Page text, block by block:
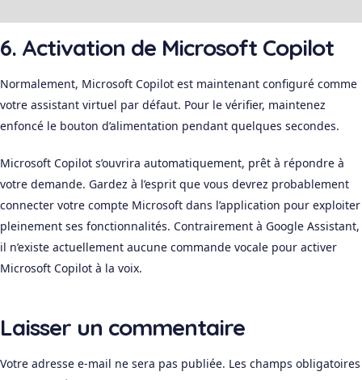
6. Activation de Microsoft Copilot
Normalement, Microsoft Copilot est maintenant configuré comme
votre assistant virtuel par défaut. Pour le vérifier, maintenez
enfoncé le bouton d’alimentation pendant quelques secondes.
Microsoft Copilot s’ouvrira automatiquement, prêt à répondre à
votre demande. Gardez à l’esprit que vous devrez probablement
connecter votre compte Microsoft dans l’application pour exploiter
pleinement ses fonctionnalités. Contrairement à Google Assistant,
il n’existe actuellement aucune commande vocale pour activer
Microsoft Copilot à la voix.
Laisser un commentaire
Votre adresse e-mail ne sera pas publiée. Les champs obligatoires